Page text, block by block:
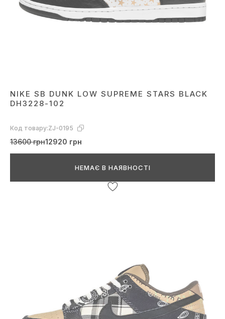
NIKE SB DUNK LOW SUPREME STARS BLACK
DH3228-102
Код товару:ZJ-0195
13600 грн12920 грн
НЕМАЄ В НАЯВНОСТІ